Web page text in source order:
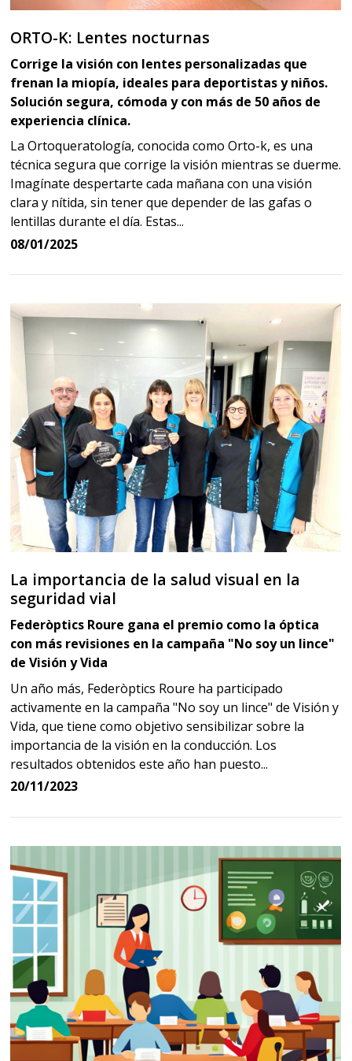
ORTO-K: Lentes nocturnas
Corrige la visión con lentes personalizadas que
frenan la miopía, ideales para deportistas y niños.
Solución segura, cómoda y con más de 50 años de
experiencia clínica.
La Ortoqueratología, conocida como Orto-k, es una
técnica segura que corrige la visión mientras se duerme.
Imagínate despertarte cada mañana con una visión
clara y nítida, sin tener que depender de las gafas o
lentillas durante el día. Estas...
08/01/2025
La importancia de la salud visual en la
seguridad vial
Federòptics Roure gana el premio como la óptica
con más revisiones en la campaña "No soy un lince"
de Visión y Vida
Un año más, Federòptics Roure ha participado
activamente en la campaña "No soy un lince" de Visión y
Vida, que tiene como objetivo sensibilizar sobre la
importancia de la visión en la conducción. Los
resultados obtenidos este año han puesto...
20/11/2023